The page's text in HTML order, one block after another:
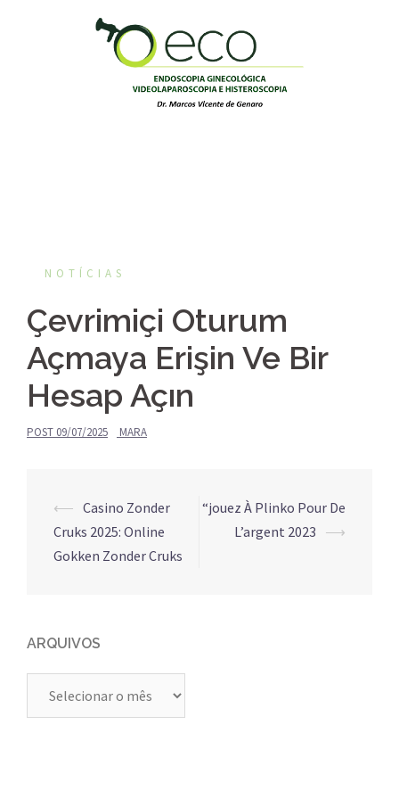
NOTÍCIAS
Çevrimiçi Oturum
Açmaya Erişin Ve Bir
Hesap Açın
POST 09/07/2025 MARA
Navegação
de
posts
⟵ Casino Zonder
Cruks 2025: Online
Gokken Zonder Cruks
“jouez À Plinko Pour De
L’argent 2023 ⟶
ARQUIVOS